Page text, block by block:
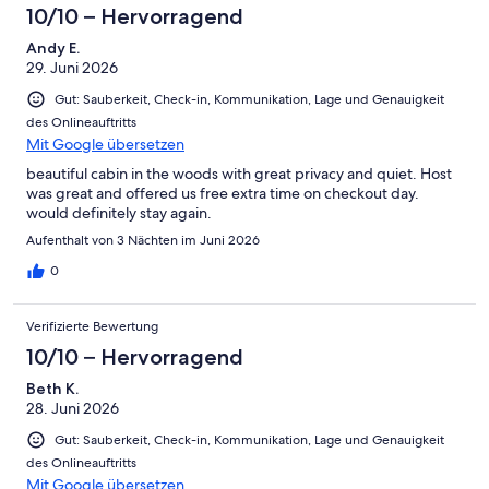
the fire pit area our last evening. We spotted a beautiful owl
perched in the backyard and the neighborhood bear checking
for food down at Aunt Sue’s (restaurant/ice cream) several
times. Table Rock State Park is a wonderful place to take your
family. We enjoyed swimming in the lake and an amazing
waterfall that we found off of a hiking trail. You are only minutes
to the State Park from this property! The locals are very friendly
as well! Best vacation we’ve had in a long time! We all felt so
refreshed after our stay in this beautiful area of South Carolina!
Richard is extremely kind and helpful. My husband enjoyed
having a phone conversation with him about the history of the
area. Our family dog, Maggie, had an amazing time as well! We
will for sure visit again! The Sponseller’s
10/10 – Hervorragend
Andy E.
29. Juni 2026
Gut: Sauberkeit, Check-in, Kommunikation, Lage und Genauigkeit
des Onlineauftritts
Mit Google übersetzen
beautiful cabin in the woods with great privacy and quiet. Host
was great and offered us free extra time on checkout day.
would definitely stay again.
Aufenthalt von 3 Nächten im Juni 2026
0
Verifizierte Bewertung
10/10 – Hervorragend
Beth K.
28. Juni 2026
Gut: Sauberkeit, Check-in, Kommunikation, Lage und Genauigkeit
des Onlineauftritts